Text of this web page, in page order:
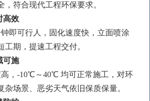
，符合现代工程环保要求。
高效
即可行人，固化速度快，立面喷涂
工期，提速工程交付。
可施
， -10℃～40℃ 均可正常施工，对环
杂场景、恶劣天气依旧保质保量。